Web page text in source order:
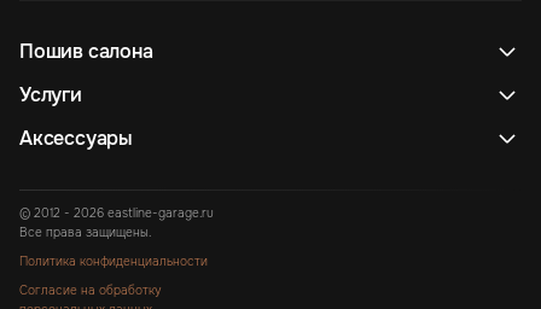
Пошив салона
Услуги
Аксессуары
© 2012 - 2026 eastline-garage.ru
Все права защищены.
Политика конфиденциальности
Согласие на обработку